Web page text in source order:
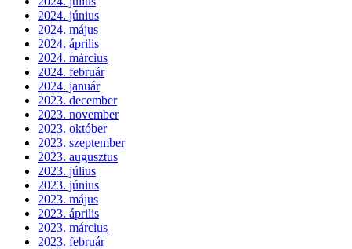
2024. június
2024. május
2024. április
2024. március
2024. február
2024. január
2023. december
2023. november
2023. október
2023. szeptember
2023. augusztus
2023. július
2023. június
2023. május
2023. április
2023. március
2023. február